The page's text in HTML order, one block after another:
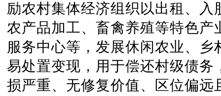
励农村集体经济组织以出租、
农产品加工、畜禽养殖等特色
服务中心等，发展休闲农业、
易处置变现，用于偿还村级债
损严重、无修复价值、区位偏